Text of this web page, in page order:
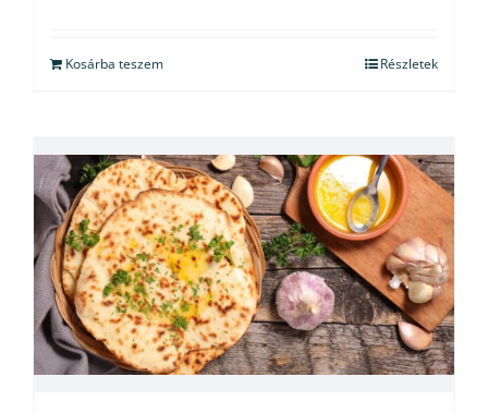
Kosárba teszem Részletek